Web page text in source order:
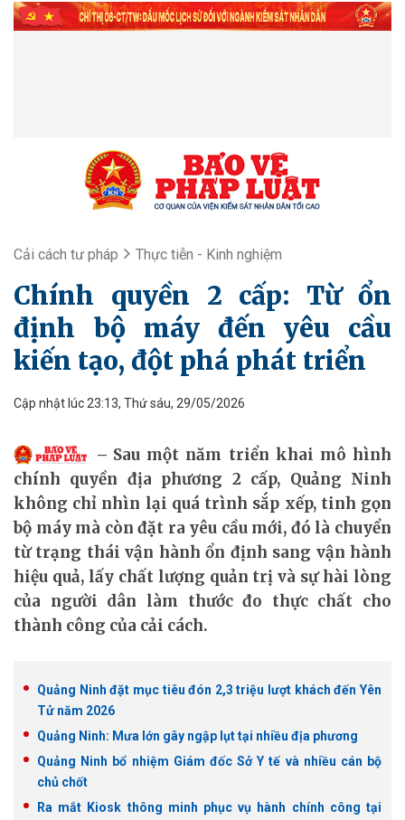
Cải cách tư pháp Thực tiễn - Kinh nghiệm
Chính quyền 2 cấp: Từ ổn
định bộ máy đến yêu cầu
kiến tạo, đột phá phát triển
Cập nhật lúc 23:13, Thứ sáu, 29/05/2026
Sau một năm triển khai mô hình
chính quyền địa phương 2 cấp, Quảng Ninh
không chỉ nhìn lại quá trình sắp xếp, tinh gọn
bộ máy mà còn đặt ra yêu cầu mới, đó là chuyển
từ trạng thái vận hành ổn định sang vận hành
hiệu quả, lấy chất lượng quản trị và sự hài lòng
của người dân làm thước đo thực chất cho
thành công của cải cách.
Quảng Ninh đặt mục tiêu đón 2,3 triệu lượt khách đến Yên
Tử năm 2026
Quảng Ninh: Mưa lớn gây ngập lụt tại nhiều địa phương
Quảng Ninh bổ nhiệm Giám đốc Sở Y tế và nhiều cán bộ
chủ chốt
Ra mắt Kiosk thông minh phục vụ hành chính công tại